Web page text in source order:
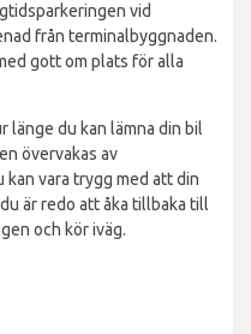
vid
från terminalbyggnaden.
gott om plats för alla
länge du kan lämna din bil
övervakas av
vara trygg med att din
är redo att åka tillbaka till
och kör iväg.